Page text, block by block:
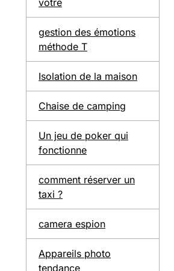
votre
gestion des émotions
méthode T
Isolation de la maison
Chaise de camping
Un jeu de poker qui
fonctionne
comment réserver un
taxi ?
camera espion
Appareils photo
tendance